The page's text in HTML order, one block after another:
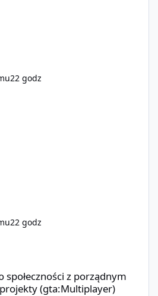
22 godz
22 godz
społeczności z porządnym
(gta:Multiplayer)